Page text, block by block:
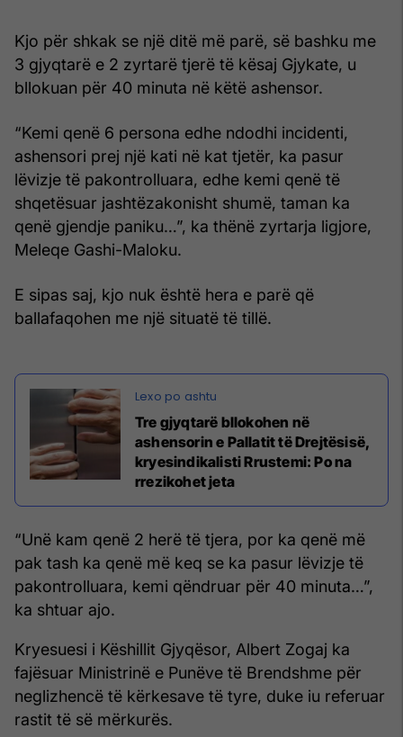
Kjo për shkak se një ditë më parë, së bashku me
3 gjyqtarë e 2 zyrtarë tjerë të kësaj Gjykate, u
bllokuan për 40 minuta në këtë ashensor.
“Kemi qenë 6 persona edhe ndodhi incidenti,
ashensori prej një kati në kat tjetër, ka pasur
lëvizje të pakontrolluara, edhe kemi qenë të
shqetësuar jashtëzakonisht shumë, taman ka
qenë gjendje paniku…”, ka thënë zyrtarja ligjore,
Meleqe Gashi-Maloku.
E sipas saj, kjo nuk është hera e parë që
ballafaqohen me një situatë të tillë.
Tre gjyqtarë bllokohen në
ashensorin e Pallatit të Drejtësisë,
kryesindikalisti Rrustemi: Po na
rrezikohet jeta
“Unë kam qenë 2 herë të tjera, por ka qenë më
pak tash ka qenë më keq se ka pasur lëvizje të
pakontrolluara, kemi qëndruar për 40 minuta…”,
ka shtuar ajo.
Kryesuesi i Këshillit Gjyqësor, Albert Zogaj ka
fajësuar Ministrinë e Punëve të Brendshme për
neglizhencë të kërkesave të tyre, duke iu referuar
rastit të së mërkurës.